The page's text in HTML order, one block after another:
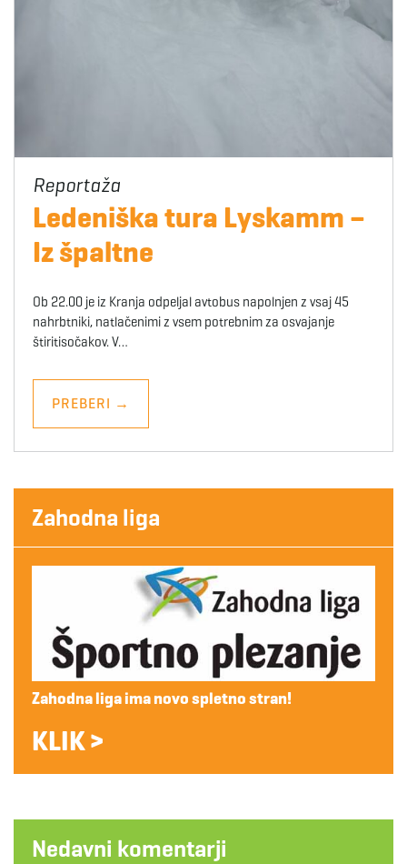
Ledeniška tura Lyskamm –
Iz špaltne
Ob 22.00 je iz Kranja odpeljal avtobus napolnjen z vsaj 45
nahrbtniki, natlačenimi z vsem potrebnim za osvajanje
štiritisočakov. V…
PREBERI →
Zahodna liga
Zahodna liga ima novo spletno stran!
KLIK >
Nedavni komentarji